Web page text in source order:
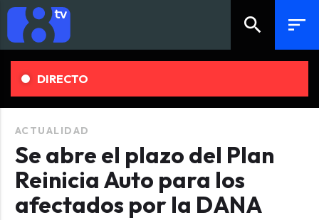
search sort
DIRECTO
ACTUALIDAD
Se abre el plazo del Plan
Reinicia Auto para los
afectados por la DANA